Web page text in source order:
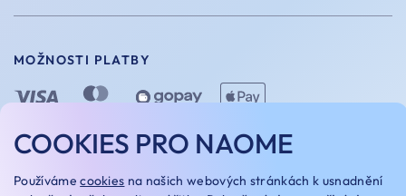
Vintage brýle
Doplňky
Dárkové poukazy
Velikosti
Vrácení a výměna
Doprava a platba
Naome+
O nás
MOŽNOSTI PLATBY
MOŽNOSTI DOPRAVY
COOKIES PRO NAOME
Používámecookies na našich webových stránkách k usnadnění